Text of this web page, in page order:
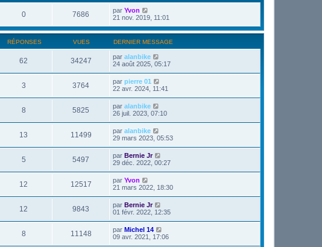
0 7686 par Yvon
21 nov. 2019, 11:01
RÉPONSES VUES DERNIER MESSAGE
62 34247 par alanbike
24 août 2025, 05:17
3 3764 par pierre 01
22 avr. 2024, 11:41
8 5825 par alanbike
26 juil. 2023, 07:10
13 11499 par alanbike
29 mars 2023, 05:53
5 5497 par Bernie Jr
29 déc. 2022, 00:27
12 12517 par Yvon
21 mars 2022, 18:30
12 9843 par Bernie Jr
01 févr. 2022, 12:35
8 11148 par Michel 14
09 avr. 2021, 17:06